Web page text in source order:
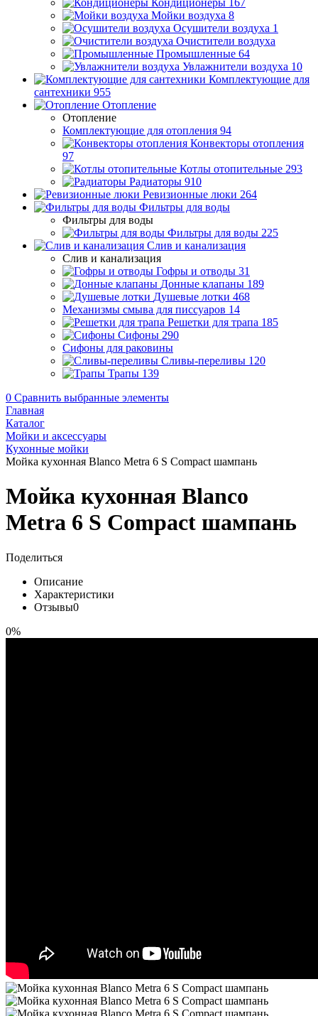
Кондиционеры
167
Мойки воздуха 8
Осушители воздуха 1
Очистители воздуха
Промышленные 64
Увлажнители воздуха 10
Комплектующие для
сантехники 955
Отопление
Отопление
Комплектующие для отопления 94
Конвекторы отопления
97
Котлы отопительные 293
Радиаторы 910
Ревизионные люки 264
Фильтры для воды
Фильтры для воды
Фильтры для воды 225
Слив и канализация
Слив и канализация
Гофры и отводы 31
Донные клапаны 189
Душевые лотки 468
Механизмы смыва для писсуаров 14
Решетки для трапа 185
Сифоны 290
Сифоны для раковины
Сливы-переливы 120
Трапы 139
0 Сравнить выбранные элементы
Главная
Каталог
Мойки и аксессуары
Кухонные мойки
Мойка кухонная Blanco Metra 6 S Compact шампань
Мойка кухонная Blanco
Metra 6 S Compact шампань
Поделиться
Описание
Характеристики
Отзывы0
0%